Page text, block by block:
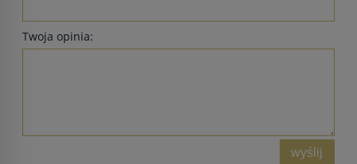
Twoja opinia:
wyślij